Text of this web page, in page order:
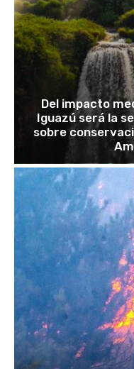
Del impacto
Iguazú será la
sobre